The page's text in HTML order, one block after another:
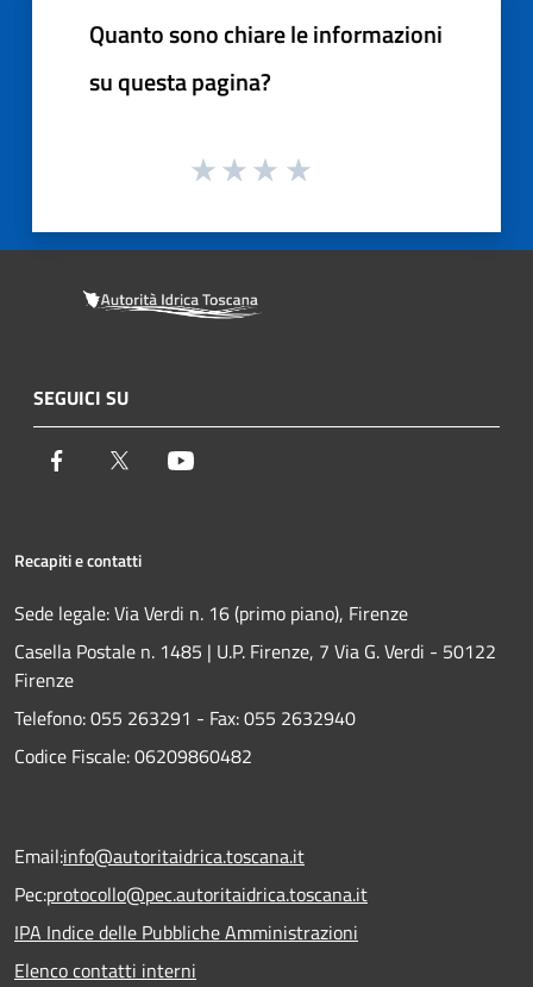
Quanto sono chiare le informazioni
su questa pagina?
SEGUICI SU
Facebook Twitter
Recapiti e contatti
Sede legale: Via Verdi n. 16 (primo piano), Firenze
Casella Postale n. 1485 | U.P. Firenze, 7 Via G. Verdi - 50122
Firenze
Telefono:055 263291 - Fax:055 2632940
Codice Fiscale: 06209860482
Email:info@autoritaidrica.toscana.it
Pec:protocollo@pec.autoritaidrica.toscana.it
IPA Indice delle Pubbliche Amministrazioni
Elenco contatti interni